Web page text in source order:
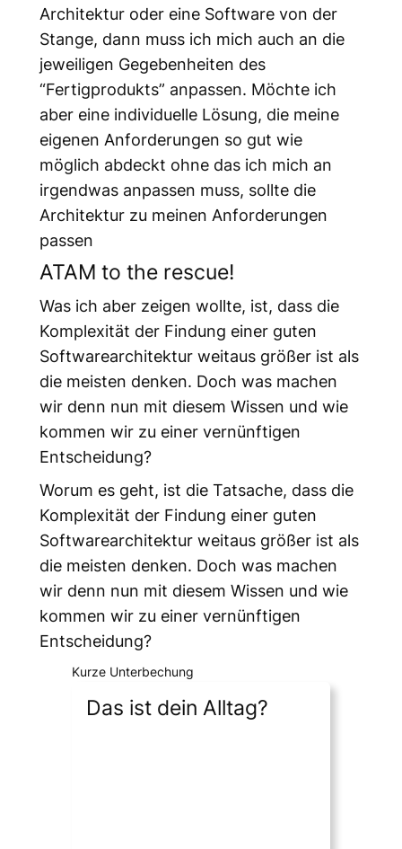
Architektur oder eine Software von der
Stange, dann muss ich mich auch an die
jeweiligen Gegebenheiten des
“Fertigprodukts” anpassen. Möchte ich
aber eine individuelle Lösung, die meine
eigenen Anforderungen so gut wie
möglich abdeckt ohne das ich mich an
irgendwas anpassen muss, sollte die
Architektur zu meinen Anforderungen
passen
ATAM to the rescue!
Was ich aber zeigen wollte, ist, dass die
Komplexität der Findung einer guten
Softwarearchitektur weitaus größer ist als
die meisten denken. Doch was machen
wir denn nun mit diesem Wissen und wie
kommen wir zu einer vernünftigen
Entscheidung?
Worum es geht, ist die Tatsache, dass die
Komplexität der Findung einer guten
Softwarearchitektur weitaus größer ist als
die meisten denken. Doch was machen
wir denn nun mit diesem Wissen und wie
kommen wir zu einer vernünftigen
Entscheidung?
Kurze Unterbechung
Das ist dein Alltag?